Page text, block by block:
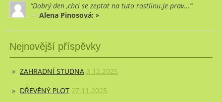
Dobrý den ,chci se zeptat na tuto rostlinu.Je prav...
— Alena Pinosová: »
Nejnovější příspěvky
ZAHRADNÍ STUDNA 3.12.2025
DŘEVĚNÝ PLOT 27.11.2025